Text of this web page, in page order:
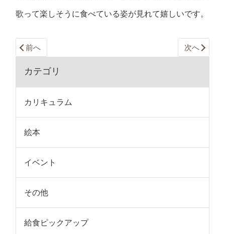
歌って楽しそうに食べている姿が見れて嬉しいです。
前へ 次へ
カテゴリ
カリキュラム
絵本
イベント
その他
給食ピックアップ